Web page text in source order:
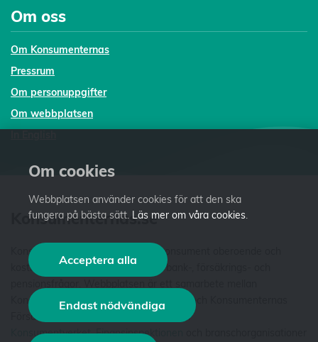
Om oss
Om Konsumenternas
Pressrum
Om personuppgifter
Om webbplatsen
Konsumenternas.se
Konsumenternas.se ger dig som konsument oberoende och
kostnadsfri fakta och vägledning i bank-, försäkrings- och
Konsumenternas Bank- och finansbyrå och Konsumenternas
Försäkringsbyrå. Vi är stiftelser som har
Konsumentverket,Finansinspektionen
Om cookies
Webbplatsen använder cookies för att den ska
fungera på bästa sätt. Läs mer om våra cookies.
Acceptera alla
Endast nödvändiga